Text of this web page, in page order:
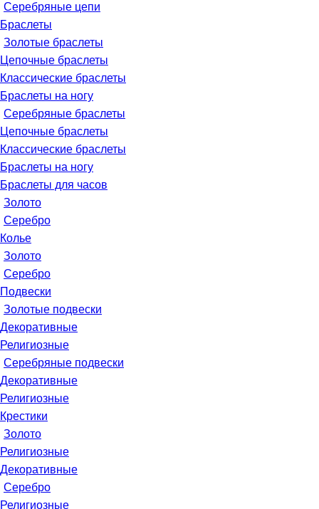
Серебряные цепи
Браслеты
Золотые браслеты
Цепочные браслеты
Классические браслеты
Браслеты на ногу
Серебряные браслеты
Цепочные браслеты
Классические браслеты
Браслеты на ногу
Браслеты для часов
Золото
Серебро
Колье
Золото
Серебро
Подвески
Золотые подвески
Декоративные
Религиозные
Серебряные подвески
Декоративные
Религиозные
Крестики
Золото
Религиозные
Декоративные
Серебро
Религиозные